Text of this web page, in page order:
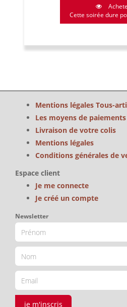
Cette soirée dure
Mentions légales Tous-
Les moyens de paiements
Livraison de votre colis
Mentions légales
Conditions générales de
Espace client
Je me connecte
Je créé un compte
Newsletter
je m'inscris